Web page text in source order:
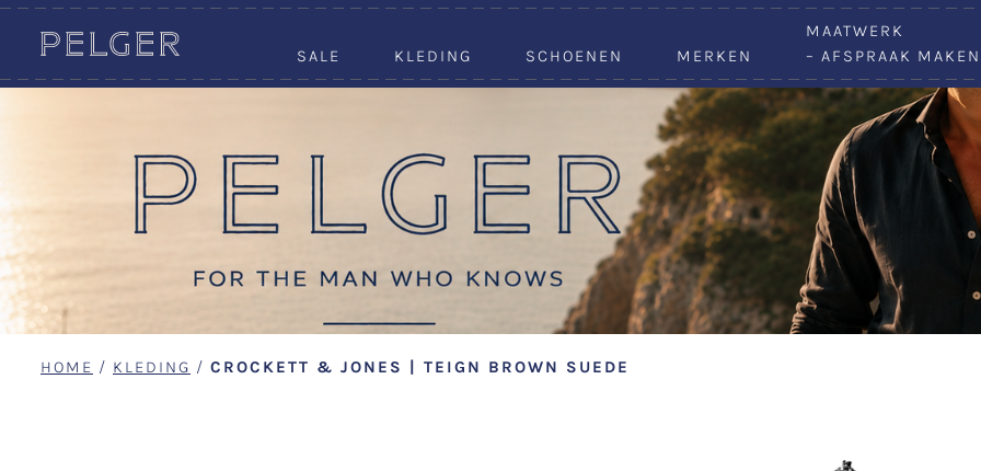
SALE KLEDING SCHOENEN MERKEN
MAATWERK
– AFSPRAAK
HOME / KLEDING / CROCKETT & JONES | TEIGN BROWN SUEDE